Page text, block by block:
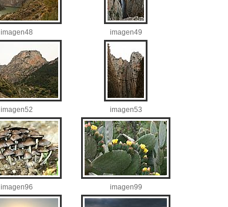
imagen48 imagen49
imagen52 imagen53
imagen96 imagen99